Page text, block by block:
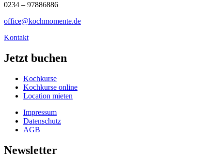
0234 – 97886886
office@kochmomente.de
Kontakt
Jetzt buchen
Kochkurse
Kochkurse online
Location mieten
Impressum
Datenschutz
AGB
Newsletter